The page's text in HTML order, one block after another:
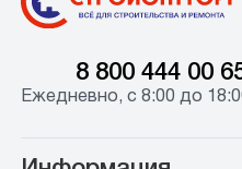
8 800 444 00
Ежедневно, с 8:00 до